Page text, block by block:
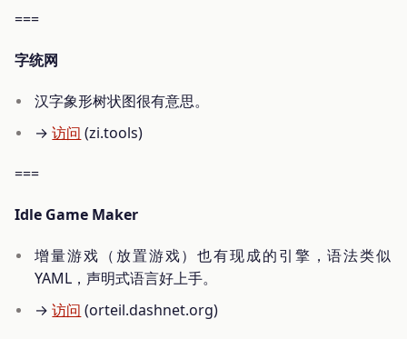
===
字统网
汉字象形树状图很有意思。
→访问 (zi.tools)
===
Idle Game Maker
增量游戏（放置游戏）也有现成的引擎，语法类似
YAML，声明式语言好上手。
→访问 (orteil.dashnet.org)